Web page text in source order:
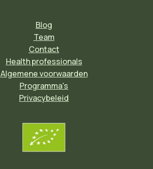
Blog
Team
Contact
Health professionals
Algemene voorwaarden
Programma's
Privacybeleid